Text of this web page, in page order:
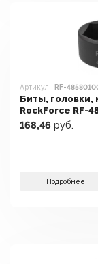
Артикул: RF-
Биты,
RockForce RF-
168,46 руб.
Подробнее